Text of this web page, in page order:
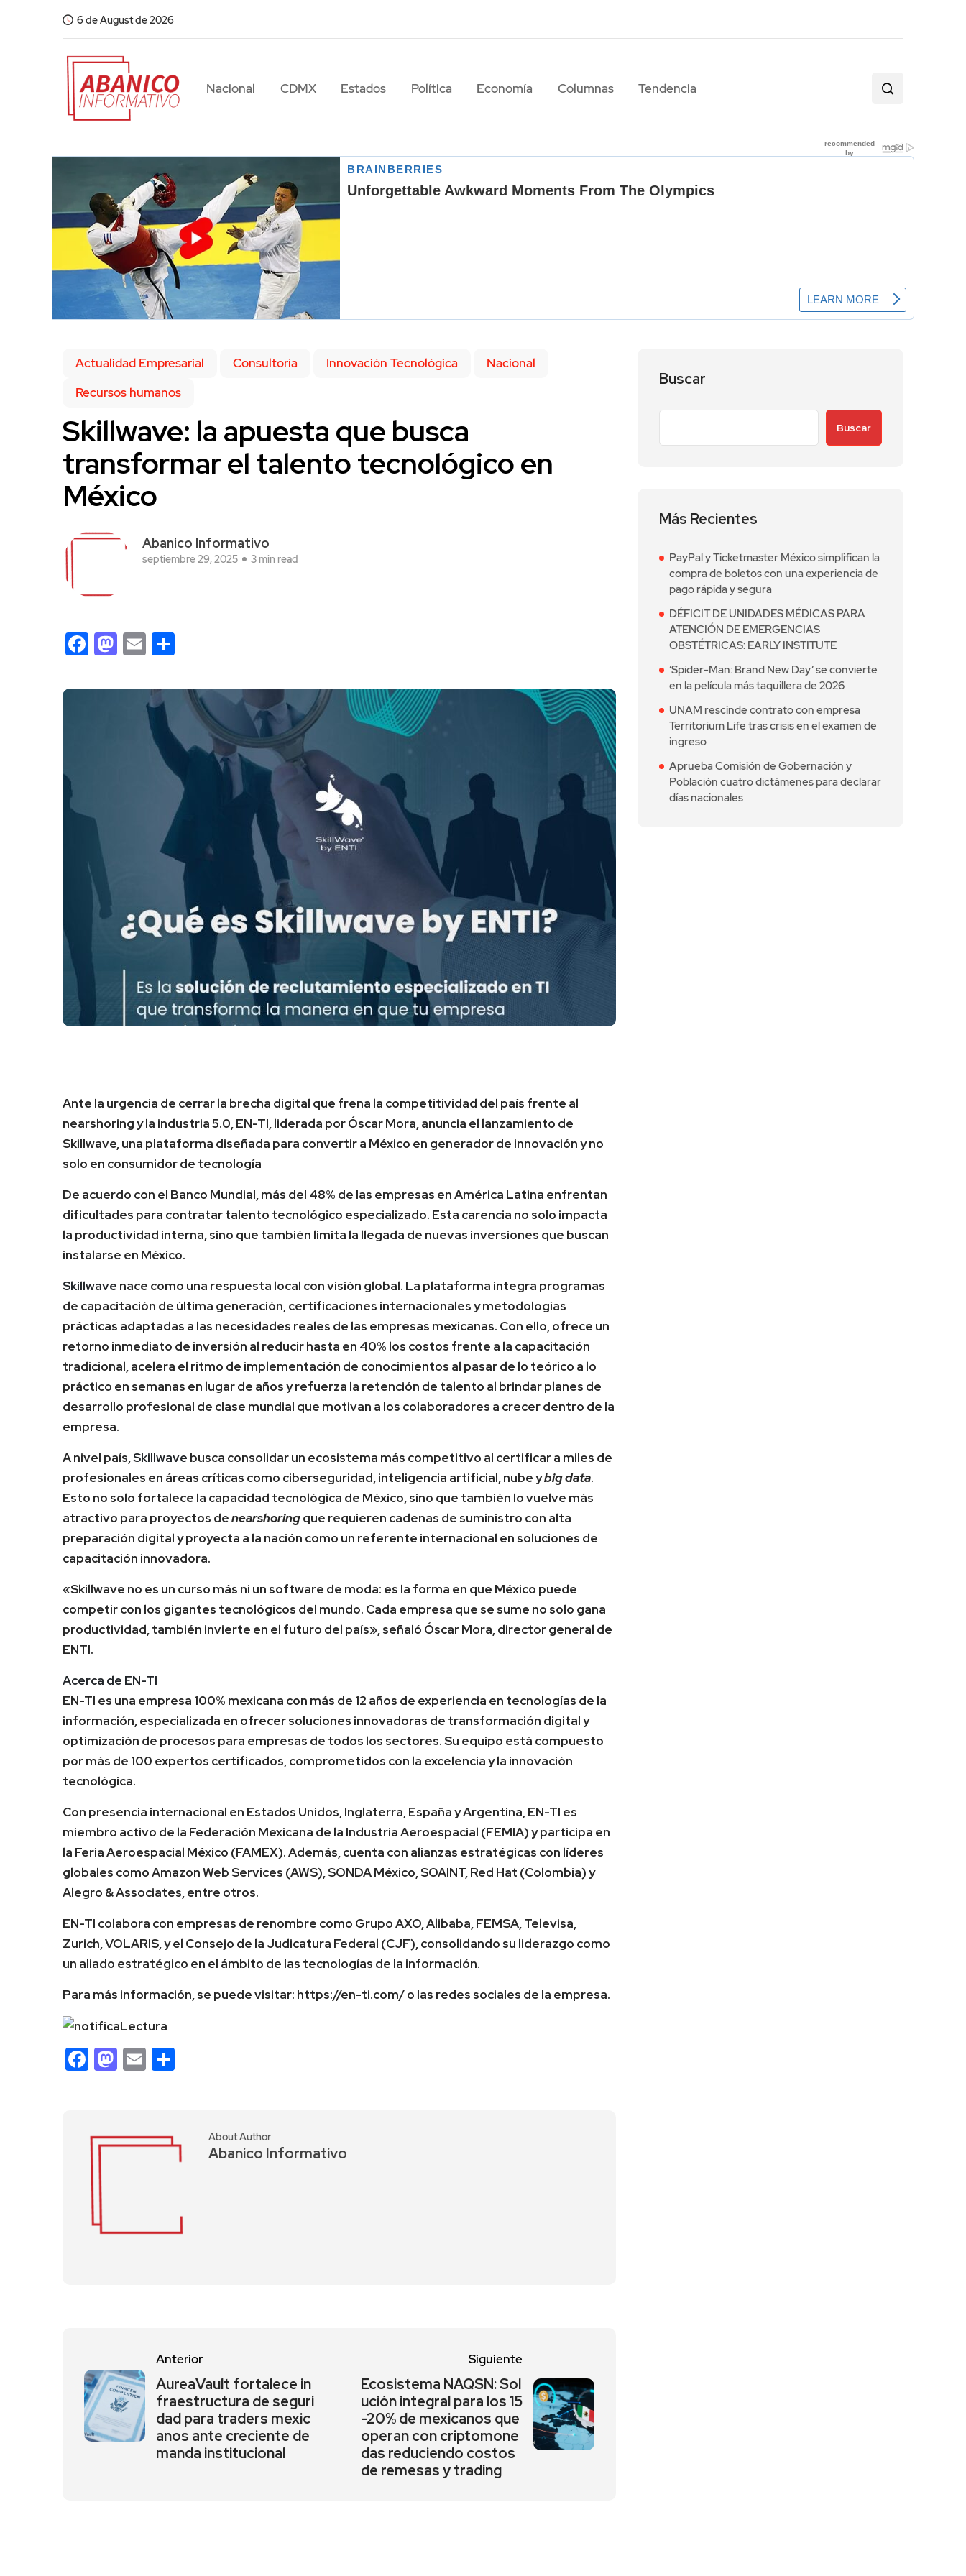
6 de August de 2026
Nacional CDMX Estados Política Economía Columnas Tendencia
Actualidad Empresarial Consultoría Innovación Tecnológica
Nacional
Recursos humanos
Skillwave: la apuesta que busca
transformar el talento tecnológico en
México
Abanico Informativo
septiembre 29, 2025 3 min read
Facebook
Mastodon
Email
Ante la urgencia de cerrar la brecha digital que frena la competitividad del país frente al
nearshoring y la industria 5.0, EN-TI, liderada por Óscar Mora, anuncia el lanzamiento de
Skillwave, una plataforma diseñada para convertir a México en generador de innovación y no
solo en consumidor de tecnología
De acuerdo con el Banco Mundial, más del 48% de las empresas en América Latina enfrentan
dificultades para contratar talento tecnológico especializado. Esta carencia no solo impacta
la productividad interna, sino que también limita la llegada de nuevas inversiones que buscan
instalarse en México.
Skillwave nace como una respuesta local con visión global. La plataforma integra programas
de capacitación de última generación, certificaciones internacionales y metodologías
prácticas adaptadas a las necesidades reales de las empresas mexicanas. Con ello, ofrece un
retorno inmediato de inversión al reducir hasta en 40% los costos frente a la capacitación
tradicional, acelera el ritmo de implementación de conocimientos al pasar de lo teórico a lo
práctico en semanas en lugar de años y refuerza la retención de talento al brindar planes de
desarrollo profesional de clase mundial que motivan a los colaboradores a crecer dentro de la
empresa.
A nivel país,Skillwave busca consolidar un ecosistema más competitivo al certificar a miles de
profesionales en áreas críticas como ciberseguridad, inteligencia artificial, nube ybig data.
Esto no solo fortalece la capacidad tecnológica de México, sino que también lo vuelve más
atractivo para proyectos denearshoringque requieren cadenas de suministro con alta
preparación digital y proyecta a la nación como un referente internacional en soluciones de
capacitación innovadora.
«Skillwave no es un curso más ni un software de moda: es la forma en que México puede
competir con los gigantes tecnológicos del mundo. Cada empresa que se sume no solo gana
productividad, también invierte en el futuro del país», señaló Óscar Mora, director general de
ENTI.
Acerca de EN-TI
EN-TI es una empresa 100% mexicana con más de 12 años de experiencia en tecnologías de la
información, especializada en ofrecer soluciones innovadoras de transformación digital y
optimización de procesos para empresas de todos los sectores. Su equipo está compuesto
por más de 100 expertos certificados, comprometidos con la excelencia y la innovación
tecnológica.
Con presencia internacional en Estados Unidos, Inglaterra, España y Argentina, EN-TI es
miembro activo de la Federación Mexicana de la Industria Aeroespacial (FEMIA) y participa en
la Feria Aeroespacial México (FAMEX). Además, cuenta con alianzas estratégicas con líderes
globales como Amazon Web Services (AWS), SONDA México, SOAINT, Red Hat (Colombia) y
Alegro & Associates, entre otros.
EN-TI colabora con empresas de renombre como Grupo AXO, Alibaba, FEMSA, Televisa,
Zurich, VOLARIS, y el Consejo de la Judicatura Federal (CJF), consolidando su liderazgo como
un aliado estratégico en el ámbito de las tecnologías de la información.
Para más información, se puede visitar: https://en-ti.com/ o las redes sociales de la empresa.
Facebook
Mastodon
Email
About Author
Abanico Informativo
Anterior
AureaVault fortalece in
fraestructura de seguri
dad para traders mexic
anos ante creciente de
manda institucional
Siguiente
Ecosistema NAQSN: Sol
ución integral para los 15
-20% de mexicanos que
operan con criptomone
das reduciendo costos
de remesas y trading
Buscar
Buscar
Más Recientes
PayPal y Ticketmaster México simplifican la
compra de boletos con una experiencia de
pago rápida y segura
DÉFICIT DE UNIDADES MÉDICAS PARA
ATENCIÓN DE EMERGENCIAS
OBSTÉTRICAS: EARLY INSTITUTE
‘Spider-Man: Brand New Day’ se convierte
en la película más taquillera de 2026
UNAM rescinde contrato con empresa
Territorium Life tras crisis en el examen de
ingreso
Aprueba Comisión de Gobernación y
Población cuatro dictámenes para declarar
días nacionales